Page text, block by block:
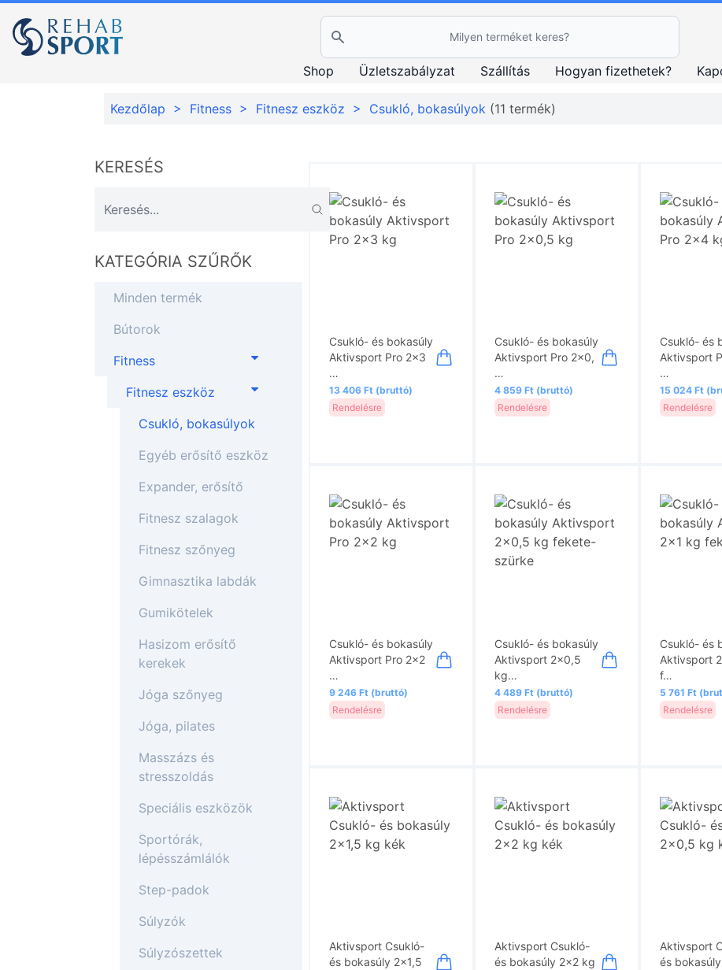
Keresés Ikon
Shop Üzletszabályzat Szállítás Hogyan fizethetek?
Kezdőlap > Fitness > Fitnesz eszköz > Csukló, bokasúlyok (11 termék)
KERESÉS
KATEGÓRIA SZŰRŐK
Minden termék
Bútorok
Fitness
Fitnesz eszköz
Csukló, bokasúlyok
Egyéb erősítő eszköz
Expander, erősítő
Fitnesz szalagok
Fitnesz szőnyeg
Gimnasztika labdák
Gumikötelek
Hasizom erősítő
kerekek
Jóga szőnyeg
Jóga, pilates
Masszázs és
stresszoldás
Speciális eszközök
Sportórák,
lépésszámlálók
Step-padok
Súlyzók
Súlyzószettek
Csukló- és bokasúly
Aktivsport Pro 2x3
…
13 406 Ft (bruttó)
Rendelésre
Csukló- és bokasúly
Aktivsport Pro 2x0,
…
4 859 Ft (bruttó)
Rendelésre
Csukló- és
Aktivsport
…
15 024 Ft
Rendelésre
Csukló- és bokasúly
Aktivsport Pro 2x2
…
9 246 Ft (bruttó)
Rendelésre
Csukló- és bokasúly
Aktivsport 2x0,5
kg…
4 489 Ft (bruttó)
Rendelésre
Csukló- és
Aktivsport
f…
5 761 Ft
Rendelésre
Aktivsport Csukló-
és bokasúly 2x1,5
Aktivsport Csukló-
és bokasúly 2x2 kg
Aktivsport
és